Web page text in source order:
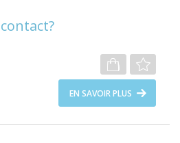
EN SAVOIR PLUS